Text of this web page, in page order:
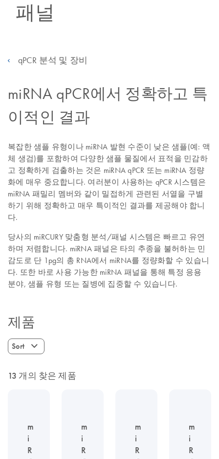
패널
qPCR 분석 및 장비
miRNA qPCR에서 정확하고 특
이적인 결과
복잡한 샘플 유형이나 miRNA 발현 수준이 낮은 샘플(예: 액
체 생검)를 포함하여 다양한 샘플 물질에서 표적을 민감하
고 정확하게 검출하는 것은 miRNA qPCR 또는 miRNA 정량
화에 매우 중요합니다. 여러분이 사용하는 qPCR 시스템은
miRNA 패밀리 멤버와 같이 밀접하게 관련된 서열을 구별
하기 위해 정확하고 매우 특이적인 결과를 제공해야 합니
다.
당사의 miRCURY 맞춤형 분석/패널 시스템은 빠르고 유연
하며 저렴합니다. miRNA 패널은 타의 추종을 불허하는 민
감도로 단 1pg의 총 RNA에서 miRNA를 정량화할 수 있습니
다. 또한 바로 사용 가능한 miRNA 패널을 통해 특정 응용
분야, 샘플 유형 또는 질병에 집중할 수 있습니다.
제품
Sort
13 개의 찾은 제품
m
i
R
m
i
R
m
i
R
m
i
R